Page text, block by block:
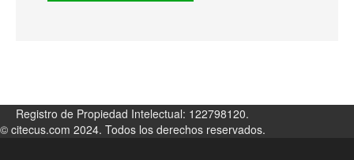
Registro de Propiedad Intelectual: 122798120.
© citecus.com 2024. Todos los derechos reservados.